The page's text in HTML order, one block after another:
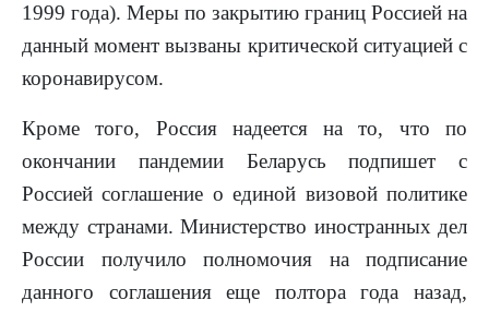
1999 года). Меры по закрытию границ Россией на
данный момент вызваны критической ситуацией с
коронавирусом.
Кроме того, Россия надеется на то, что по
окончании пандемии Беларусь подпишет с
Россией соглашение о единой визовой политике
между странами. Министерство иностранных дел
России получило полномочия на подписание
данного соглашения еще полтора года назад,